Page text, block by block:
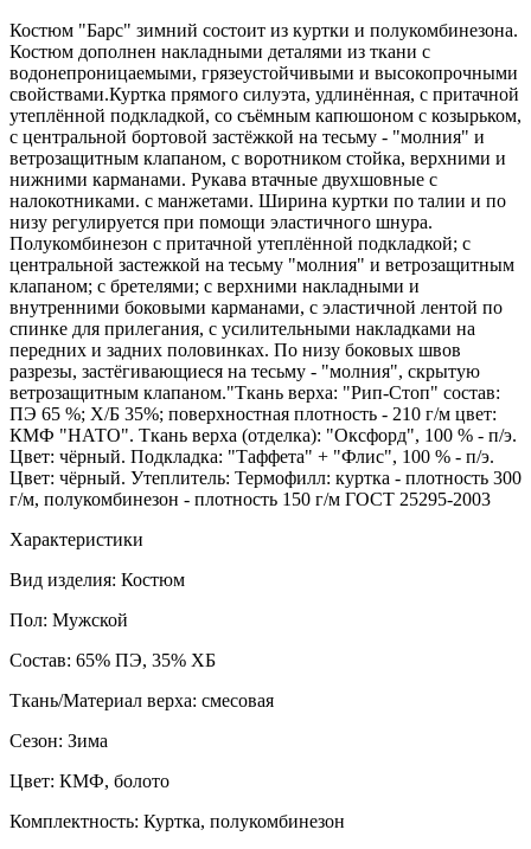
Костюм "Барс" зимний состоит из куртки и полукомбинезона.
Костюм дополнен накладными деталями из ткани с
водонепроницаемыми, грязеустойчивыми и высокопрочными
свойствами.Куртка прямого силуэта, удлинённая, с притачной
утеплённой подкладкой, со съёмным капюшоном с козырьком,
с центральной бортовой застёжкой на тесьму - "молния" и
ветрозащитным клапаном, с воротником стойка, верхними и
нижними карманами. Рукава втачные двухшовные с
налокотниками. с манжетами. Ширина куртки по талии и по
низу регулируется при помощи эластичного шнура.
Полукомбинезон с притачной утеплённой подкладкой; с
центральной застежкой на тесьму "молния" и ветрозащитным
клапаном; с бретелями; с верхними накладными и
внутренними боковыми карманами, с эластичной лентой по
спинке для прилегания, с усилительными накладками на
передних и задних половинках. По низу боковых швов
разрезы, застёгивающиеся на тесьму - "молния", скрытую
ветрозащитным клапаном."Ткань верха: "Рип-Стоп" состав:
ПЭ 65 %; Х/Б 35%; поверхностная плотность - 210 г/м цвет:
КМФ "НАТО". Ткань верха (отделка): "Оксфорд", 100 % - п/э.
Цвет: чёрный. Подкладка: "Таффета" + "Флис", 100 % - п/э.
Цвет: чёрный. Утеплитель: Термофилл: куртка - плотность 300
г/м, полукомбинезон - плотность 150 г/м ГОСТ 25295-2003
Характеристики
Вид изделия: Костюм
Пол: Мужской
Состав: 65% ПЭ, 35% ХБ
Ткань/Материал верха: смесовая
Сезон: Зима
Цвет: КМФ, болото
Комплектность: Куртка, полукомбинезон